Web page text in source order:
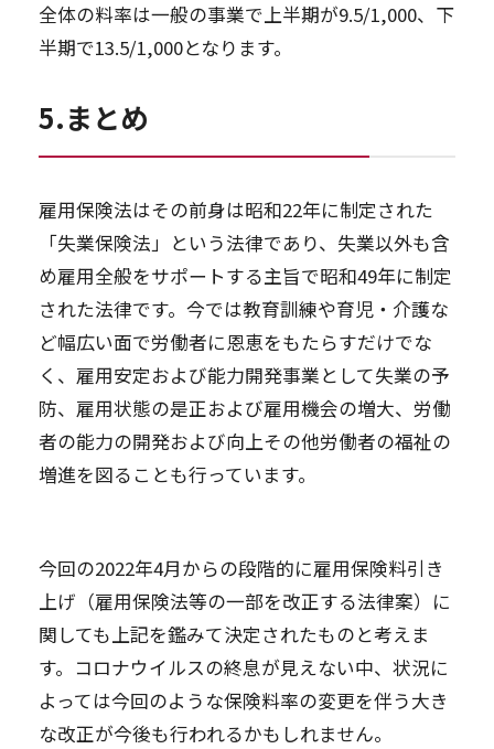
全体の料率は一般の事業で上半期が9.5/1,000、下
半期で13.5/1,000となります。
5.まとめ
雇用保険法はその前身は昭和22年に制定された
「失業保険法」という法律であり、失業以外も含
め雇用全般をサポートする主旨で昭和49年に制定
された法律です。今では教育訓練や育児・介護な
ど幅広い面で労働者に恩恵をもたらすだけでな
く、雇用安定および能力開発事業として失業の予
防、雇用状態の是正および雇用機会の増大、労働
者の能力の開発および向上その他労働者の福祉の
増進を図ることも行っています。
今回の2022年4月からの段階的に雇用保険料引き
上げ（雇用保険法等の一部を改正する法律案）に
関しても上記を鑑みて決定されたものと考えま
す。コロナウイルスの終息が見えない中、状況に
よっては今回のような保険料率の変更を伴う大き
な改正が今後も行われるかもしれません。